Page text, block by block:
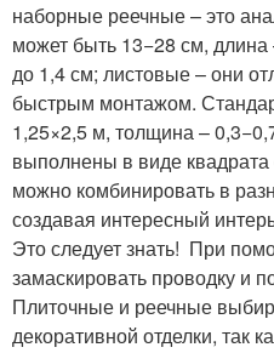
наборные реечные – это
может быть 13−28 см,
до 1,4 см; листовые – они
быстрым монтажом.
1,25×2,5 м, толщина –
выполнены в виде
можно комбинировать в
создавая интересный
Это следует знать! При
замаскировать проводку и
Плиточные и реечные
декоративной отделки, так